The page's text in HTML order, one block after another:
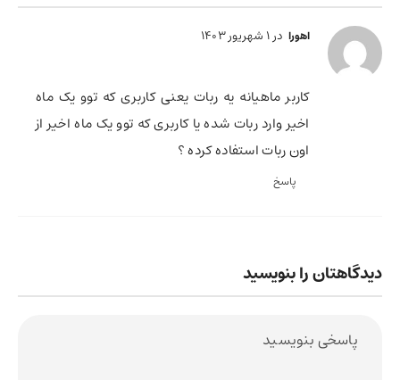
اهورا در 1 شهریور 1403
کاربر ماهیانه یه ربات یعنی کاربری که توو یک ماه
اخیر وارد ربات شده یا کاربری که توو یک ماه اخیر از
اون ربات استفاده کرده ؟
پاسخ
دیدگاهتان را بنویسید